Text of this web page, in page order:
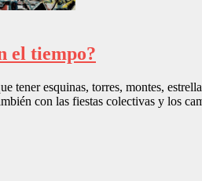
el tiempo?
tener esquinas, torres, montes,
con las fiestas colectivas y los